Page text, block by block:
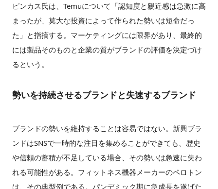
ピンカス氏は、Temuについて「認知度と親近感は急激に高
まったが、莫大な投資によって作られた勢いは短命だっ
た」と指摘する。マーケティングには限界があり、最終的
には製品そのものと企業の質がブランドの評価を決定づけ
るという。
勢いを持続させるブランドと失速するブランド
ブランドの勢いを維持することは容易ではない。新興ブラ
ンドはSNSで一時的な注目を集めることができても、歴史
や信頼の蓄積が不足している場合、その勢いは急速に失わ
れる可能性がある。フィットネス機器メーカーのペロトン
は、その典型例である。パンデミック期に急成長を遂げた